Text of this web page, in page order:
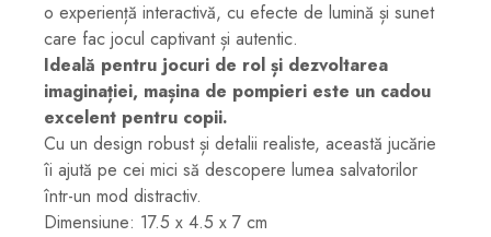
o experiență interactivă, cu efecte de lumină și sunet
care fac jocul captivant și autentic.
Ideală pentru jocuri de rol și dezvoltarea
imaginației, mașina de pompieri este un cadou
excelent pentru copii.
Cu un design robust și detalii realiste, această jucărie
îi ajută pe cei mici să descopere lumea salvatorilor
într-un mod distractiv.
Dimensiune: 17.5 x 4.5 x 7 cm